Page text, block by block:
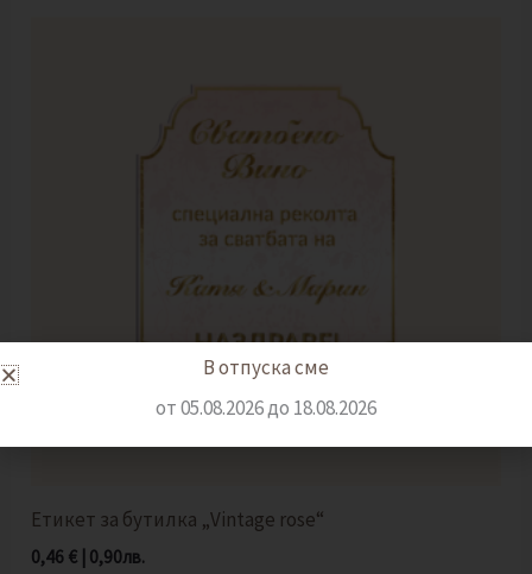
Етикет за бутилка „Vintage rose“
0,46 € 0,90лв.
В отпуска сме
от 05.08.2026 до 18.08.2026